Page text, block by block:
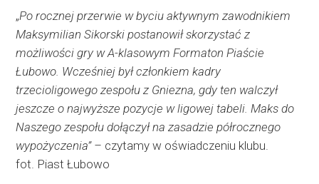
„Po rocznej przerwie w byciu aktywnym zawodnikiem
Maksymilian Sikorski postanowił skorzystać z
możliwości gry w A-klasowym Formaton Piaście
Łubowo. Wcześniej był członkiem kadry
trzecioligowego zespołu z Gniezna, gdy ten walczył
jeszcze o najwyższe pozycje w ligowej tabeli. Maks do
Naszego zespołu dołączył na zasadzie półrocznego
wypożyczenia” – czytamy w oświadczeniu klubu.
fot. Piast Łubowo